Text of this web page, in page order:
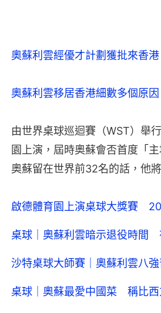
奧蘇利雲經優才計劃獲批來香
奧蘇利雲移居香港細數多個原
由世界桌球巡迴賽（WST）舉
園上演，屆時奧蘇會否首度「
奧蘇留在世界前32名的話，他
啟德體育園上演桌球大獎賽
桌球｜奧蘇利雲暗示退役時間
沙特桌球大師賽｜奧蘇利雲八
桌球｜奧蘇最愛中國菜 稱比